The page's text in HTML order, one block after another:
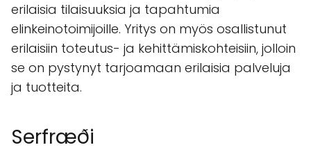
erilaisia tilaisuuksia ja tapahtumia
elinkeinotoimijoille. Yritys on myös osallistunut
erilaisiin toteutus- ja kehittämiskohteisiin, jolloin
se on pystynyt tarjoamaan erilaisia palveluja
ja tuotteita.
Serfræði